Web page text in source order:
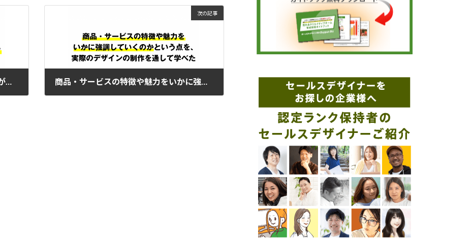
次の記事
商品・サービスの特徴や魅力をいかに強調していくのかを学べた